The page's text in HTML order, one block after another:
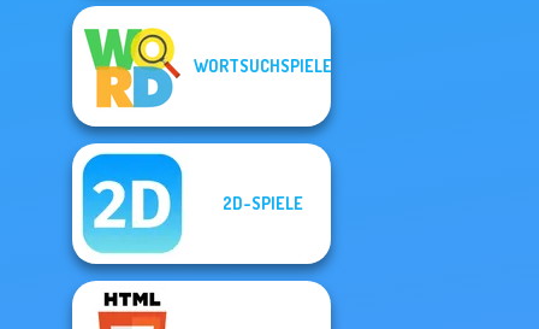
WORTSUCHSPIELE
2D-SPIELE